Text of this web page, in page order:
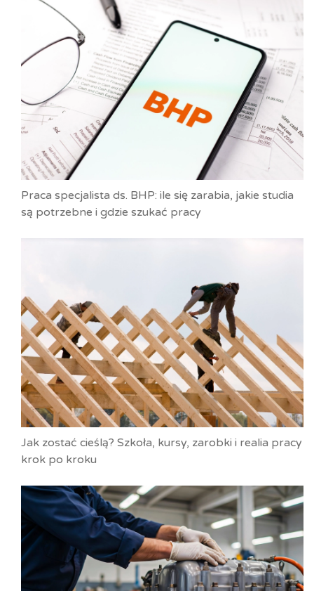
Praca specjalista ds. BHP: ile się zarabia, jakie studia
są potrzebne i gdzie szukać pracy
Jak zostać cieślą? Szkoła, kursy, zarobki i realia pracy
krok po kroku